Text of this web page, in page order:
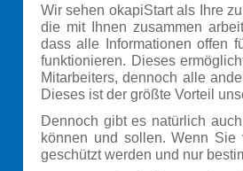
Wir sehen okapiStart als Ihre
die mit Ihnen zusammen
dass alle Informationen offen
funktionieren. Dieses
Mitarbeiters, dennoch alle
Dieses ist der größte Vorteil
Dennoch gibt es natürlich
können und sollen. Wenn Sie
geschützt werden und nur